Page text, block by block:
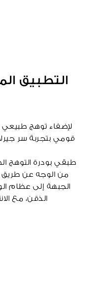
التطبيق
لإضفاء توهج
قومي بتجربة سر جيرلان: تتبعي
طبقي بودرة التوهج
الجبهة إلى عظام
الذقن، مع